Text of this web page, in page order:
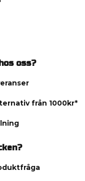
oss?
från 1000kr*